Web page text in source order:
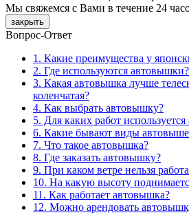
Мы свяжемся с Вами в течение 24
закрыть
Вопрос-Ответ
1. Какие преимущества у
2. Где используются автовышки?
3. Какая автовышка лучше
коленчатая?
4. Как выбрать автовышку?
5. Для каких работ
6. Какие бывают виды
7. Что такое автовышка?
8. Где заказать автовышку?
9. При каком ветре нельзя
10. На какую высоту
11. Как работает автовышка?
12. Можно арендовать